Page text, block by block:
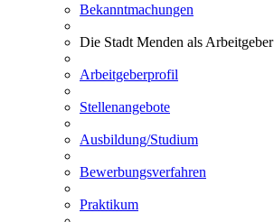
Bekanntmachungen
Die Stadt Menden als Arbeitgeber
Arbeitgeberprofil
Stellenangebote
Ausbildung/Studium
Bewerbungsverfahren
Praktikum